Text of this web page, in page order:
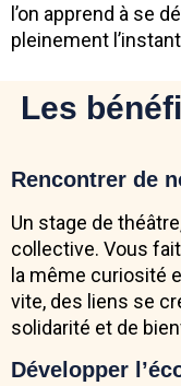
l’on apprend à se
pleinement
Les
Rencontrer de
Un stage de
collective. Vous
la même curiosité
vite, des liens se
solidarité et de
Développer